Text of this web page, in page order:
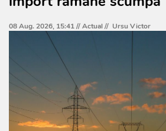
08 Aug. 2026, 15:41 //Actual// Ursu Victor